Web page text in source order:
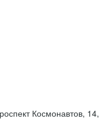
Космонавтов, 14,